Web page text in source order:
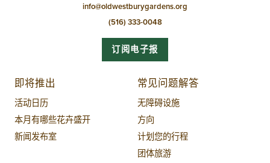
info@oldwestburygardens.org
(516) 333-0048
订阅电子报
即将推出
活动日历
本月有哪些花卉盛开
新闻发布室
常见问题解答
无障碍设施
方向
计划您的行程
团体旅游